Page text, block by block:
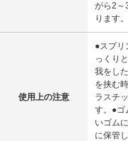
がら2～
ります。
使用上の注意
●スプリ
っくり
我をし
を挟む
ラスチ
す。●ゴ
いゴム
に保管